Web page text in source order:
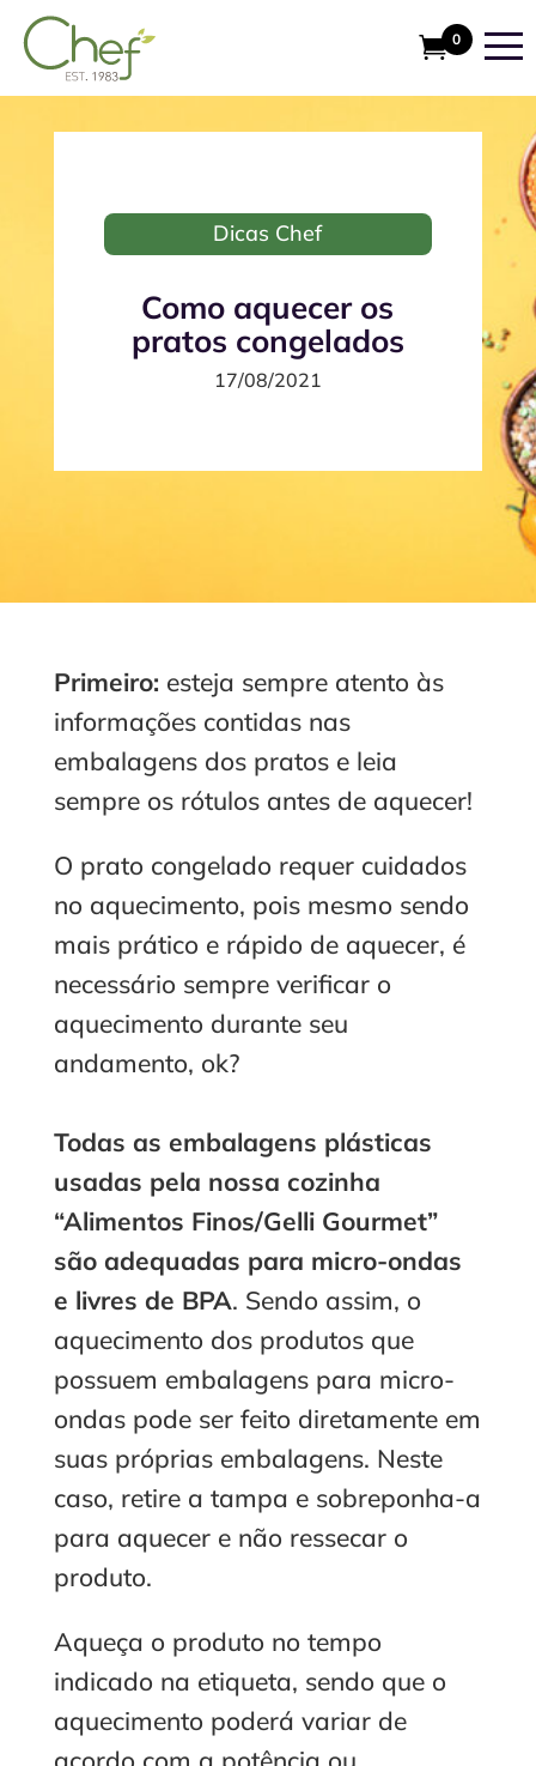
0
Dicas Chef
Como aquecer os
pratos congelados
17/08/2021
Primeiro: esteja sempre atento às
informações contidas nas
embalagens dos pratos e leia
sempre os rótulos antes de aquecer!
O prato congelado requer cuidados
no aquecimento, pois mesmo sendo
mais prático e rápido de aquecer, é
necessário sempre verificar o
aquecimento durante seu
andamento, ok?
Todas as embalagens plásticas
usadas pela nossa cozinha
“Alimentos Finos/Gelli Gourmet”
são adequadas para micro-ondas
e livres de BPA. Sendo assim, o
aquecimento dos produtos que
possuem embalagens para micro-
ondas pode ser feito diretamente em
suas próprias embalagens. Neste
caso, retire a tampa e sobreponha-a
para aquecer e não ressecar o
produto.
Aqueça o produto no tempo
indicado na etiqueta, sendo que o
aquecimento poderá variar de